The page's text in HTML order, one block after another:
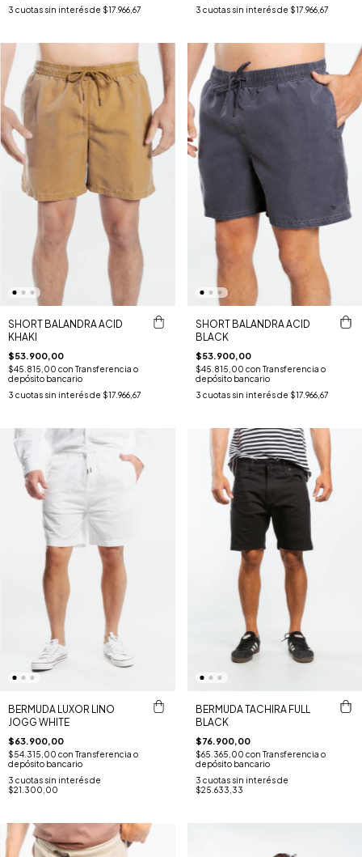
3 cuotas sin interés de $17.966,67
3 cuotas sin interés de $17.966,67
SHORT BALANDRA ACID
KHAKI
$53.900,00
$45.815,00 con Transferencia o
depósito bancario
3 cuotas sin interés de $17.966,67
SHORT BALANDRA ACID
BLACK
$53.900,00
$45.815,00 con Transferencia o
depósito bancario
3 cuotas sin interés de $17.966,67
BERMUDA LUXOR LINO
JOGG WHITE
$63.900,00
$54.315,00 con Transferencia o
depósito bancario
3 cuotas sin interés de
$21.300,00
BERMUDA TACHIRA FULL
BLACK
$76.900,00
$65.365,00 con Transferencia o
depósito bancario
3 cuotas sin interés de
$25.633,33